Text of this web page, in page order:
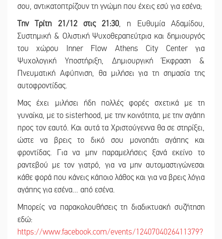
σου, αντικατοπτρίζουν τη γνώμη που έχεις εσύ για εσένα;
Την Τρίτη 21/12 στις 21:30, η Ευθυμία Αδαμίδου,
Συστημική & Ολιστική Ψυχοθεραπεύτρια και δημιουργός
του χώρου Inner Flow Athens City Center για
Ψυχολογική Υποστήριξη, Δημιουργική Έκφραση &
Πνευματική Αφύπνιση, θα μιλήσει για τη σημασία της
αυτοφροντίδας.
Μας έχει μιλήσει ήδη πολλές φορές σχετικά με τη
γυναίκα, με το sisterhood, με την κοινότητα, με την αγάπη
προς τον εαυτό. Και αυτά τα Χριστούγεννα θα σε στηρίξει,
ώστε να βρεις το δικό σου μονοπάτι αγάπης και
φροντίδας. Για να μην παραμελήσεις ξανά εκείνο το
ραντεβού με τον γιατρό, για να μην αυτομαστιγώνεσαι
κάθε φορά που κάνεις κάποιο λάθος και για να βρεις λόγια
αγάπης για εσένα… από εσένα.
Μπορείς να παρακολουθήσεις τη διαδικτυακή συζήτηση
εδώ:
https://www.facebook.com/events/1240704026411379?